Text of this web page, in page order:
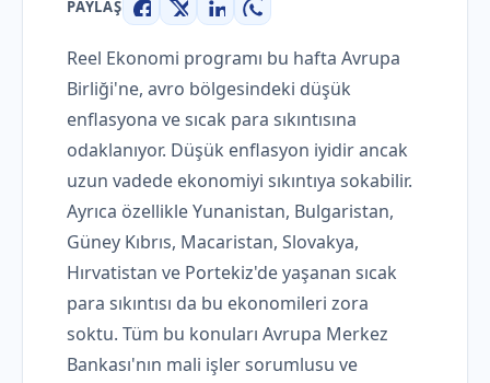
PAYLAŞ
Facebook
X LinkedInWhatsApp
Reel Ekonomi programı bu hafta Avrupa
Birliği'ne, avro bölgesindeki düşük
enflasyona ve sıcak para sıkıntısına
odaklanıyor. Düşük enflasyon iyidir ancak
uzun vadede ekonomiyi sıkıntıya sokabilir.
Ayrıca özellikle Yunanistan, Bulgaristan,
Güney Kıbrıs, Macaristan, Slovakya,
Hırvatistan ve Portekiz'de yaşanan sıcak
para sıkıntısı da bu ekonomileri zora
soktu. Tüm bu konuları Avrupa Merkez
Bankası'nın mali işler sorumlusu ve